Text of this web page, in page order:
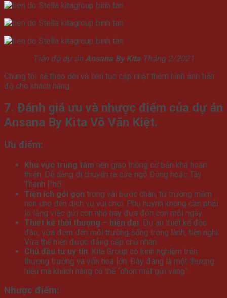
Tiến độ dự án Ansana By Kita Tháng 2/2021
Chúng tôi sẽ theo dõi và liên tục cập nhật thêm hình ảnh tiến
độ cho khách hàng.
7. Đánh giá ưu và nhược điểm của dự án
Ansana By Kita Võ Văn Kiệt.
Ưu điểm:
Khu vực trung tâm nên giao thông cơ bản khá hoàn
thiện. Dễ dàng di chuyển ra cửa ngõ Đông hoặc Tây
Thành Phố.
Tiện ích gói gọn trong vài bước chân, từ trường mầm
non cho đến dịch vụ vui chơi. Phụ huynh không cần phải
lo lắng việc gửi con nhỏ hay đưa đón con mỗi ngày.
Thiết kế thời thượng – hiện đại. Dự án thiết kế độc
đáo, vừa đem đến môi trường sống trong lành, tiện nghi.
Vừa thể hiện được đẳng cấp chủ nhân.
Chủ đầu tư uy tín: Kita Group có kinh nghiệm trên
thương trường và vốn hoá lớn. Đây đáng là một thương
hiệu mà khách hàng có thể “chọn mặt gửi vàng”.
Nhược điểm: